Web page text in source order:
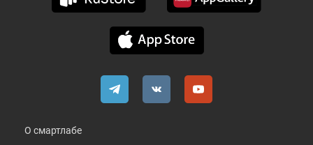
О смартлабе